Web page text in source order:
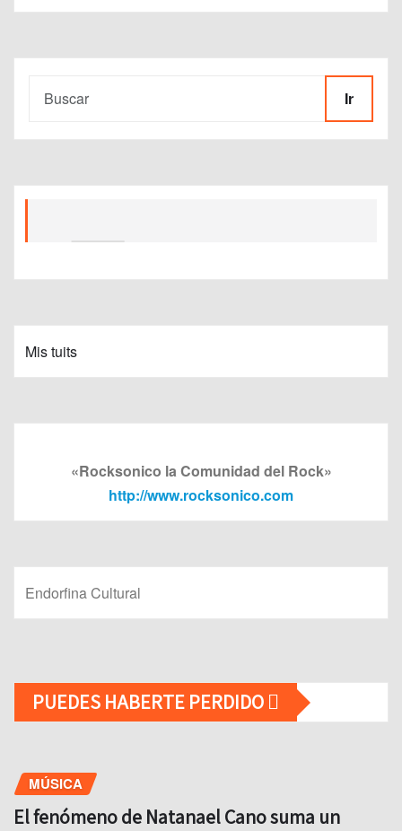
Ir
Mis tuits
«Rocksonico la Comunidad del Rock»
http://www.rocksonico.com
Endorfina Cultural
PUEDES HABERTE PERDIDO
MÚSICA
El fenómeno de Natanael Cano suma un